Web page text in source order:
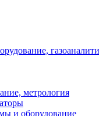
метрология
и оборудование